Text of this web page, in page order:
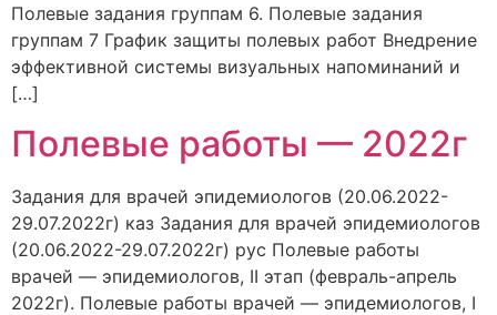
Полевые задания группам 6. Полевые задания
группам 7 График защиты полевых работ Внедрение
эффективной системы визуальных напоминаний и
[…]
Полевые работы — 2022г
Задания для врачей эпидемиологов (20.06.2022-
29.07.2022г) каз Задания для врачей эпидемиологов
(20.06.2022-29.07.2022г) рус Полевые работы
врачей — эпидемиологов, II этап (февраль-апрель
2022г). Полевые работы врачей — эпидемиологов, I